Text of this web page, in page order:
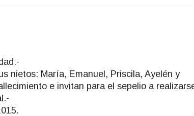
nietos: María, Emanuel, Priscila, Ayelén y
e invitan para el sepelio a